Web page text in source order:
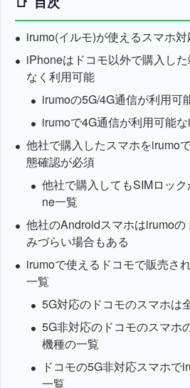
irumo(イルモ)が使えるスマホ
iPhoneはドコモ以外で購入し
なく利用可能
irumoの5G/4G通信が利用可
irumoで4G通信が利用可能
他社で購入したスマホをirumo
態確認が必須
他社で購入してもSIMロッ
ne一覧
他社のAndroidスマホはirumoの
みづらい場合もある
irumoで使えるドコモで販売さ
一覧
5G対応のドコモのスマホは
5G非対応のドコモのスマホ
機種の一覧
ドコモの5G非対応スマホで
一覧